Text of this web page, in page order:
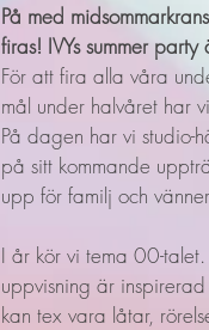
På med
firas! IVYs summer
För att fira alla våra
mål under halvåret har
På dagen har vi studio-
på sitt kommande
upp för familj och
I år kör vi tema 00-
uppvisning är
kan tex vara låtar,